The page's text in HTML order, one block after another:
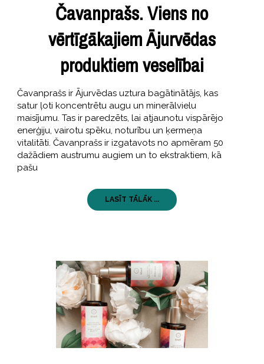
Čavanprašs. Viens no
vērtīgākajiem Ājurvēdas
produktiem veselībai
Čavanprašs ir Ājurvēdas uztura bagātinātājs, kas
satur ļoti koncentrētu augu un minerālvielu
maisījumu. Tas ir paredzēts, lai atjaunotu vispārējo
enerģiju, vairotu spēku, noturību un ķermeņa
vitalitāti. Čavanprašs ir izgatavots no apmēram 50
dažādiem austrumu augiem un to ekstraktiem, kā
pašu
LASĪT TĀLĀK ...